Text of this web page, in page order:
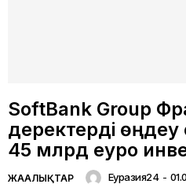
SoftBank Group
деректерді өңдеу
45 млрд еуро
ЖАҢАЛЫҚТАР Еуразия24 -